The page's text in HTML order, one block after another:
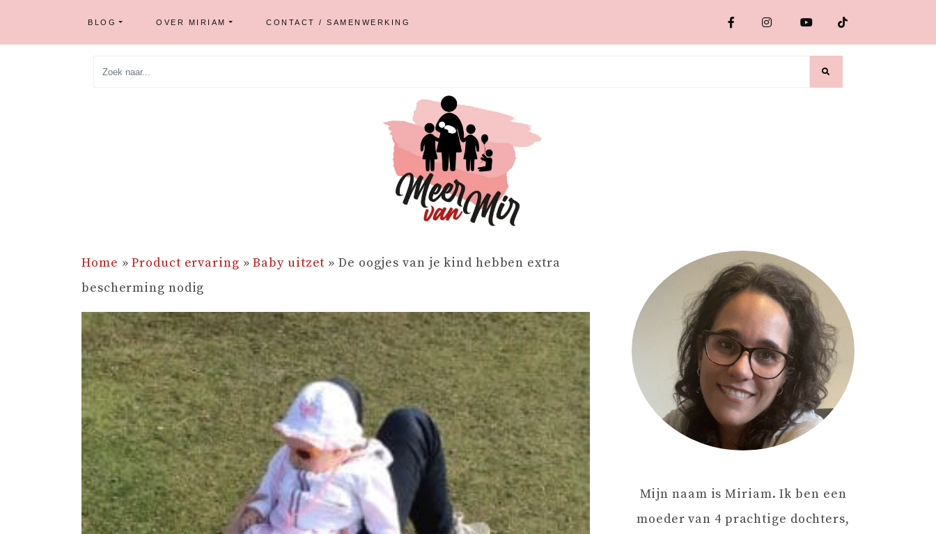
BLOG OVER MIRIAM CONTACT / SAMENWERKING
Home »Product ervaring »Baby uitzet »De oogjes van je kind hebben extra
bescherming nodig
Mijn naam is Miriam. Ik ben een
moeder van 4 prachtige dochters,